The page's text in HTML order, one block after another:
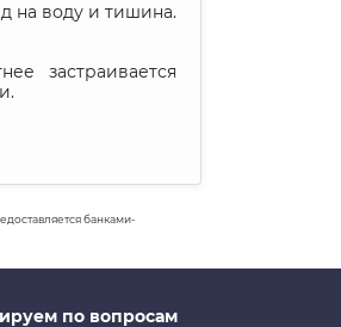
на воду и тишина.
застраивается
банками-
по вопросам